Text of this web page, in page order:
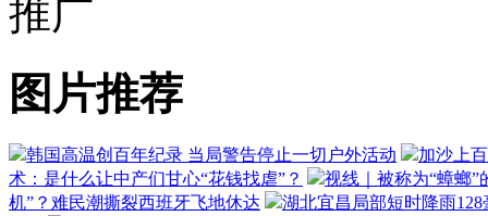
推广
图片推荐
韩国高温创百年纪录 当局警告停止一切户外活动
加沙上
术：是什么让中产们甘心“花钱找虐”？
视线｜被称为“蟑螂
机”？难民潮撕裂西班牙飞地休达
湖北宜昌局部短时降雨